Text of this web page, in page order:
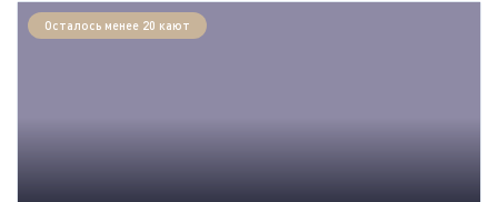
Осталось менее 20 кают